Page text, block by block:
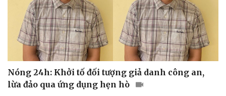
Nóng 24h: Khởi tố đối tượng giả danh công an,
lừa đảo qua ứng dụng hẹn hò